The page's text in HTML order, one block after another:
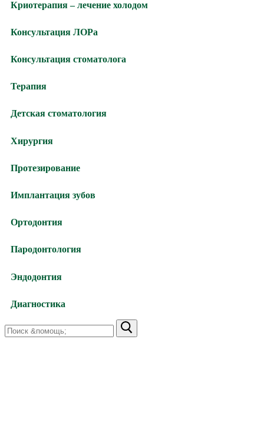
Криотерапия – лечение холодом
Консультация ЛОРа
Консультация стоматолога
Терапия
Детская стоматология
Хирургия
Протезирование
Имплантация зубов
Ортодонтия
Пародонтология
Эндодонтия
Диагностика
Найти: